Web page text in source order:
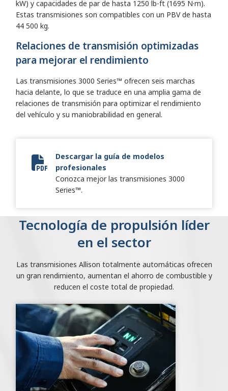
kW) y capacidades de par de hasta 1250 lb-ft (1695 N·m).
Estas transmisiones son compatibles con un PBV de hasta
44 500 kg.
Relaciones de transmisión optimizadas
para mejorar el rendimiento
Las transmisiones 3000 Series™ ofrecen seis marchas
hacia delante, lo que se traduce en una amplia gama de
relaciones de transmisión para optimizar el rendimiento
del vehículo y su maniobrabilidad en general.
Vocational Model Guide Digital
Descargar la guía de modelos
profesionales
Conozca mejor las transmisiones 3000
Series™.
Tecnología de propulsión líder
en el sector
Las transmisiones Allison totalmente automáticas ofrecen
un gran rendimiento, aumentan el ahorro de combustible y
reducen el coste total de propiedad.